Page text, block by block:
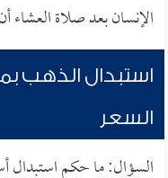
الإنسان بعد صلاة العشاء
استبدال الذهب
السعر
السؤال: ما حكم